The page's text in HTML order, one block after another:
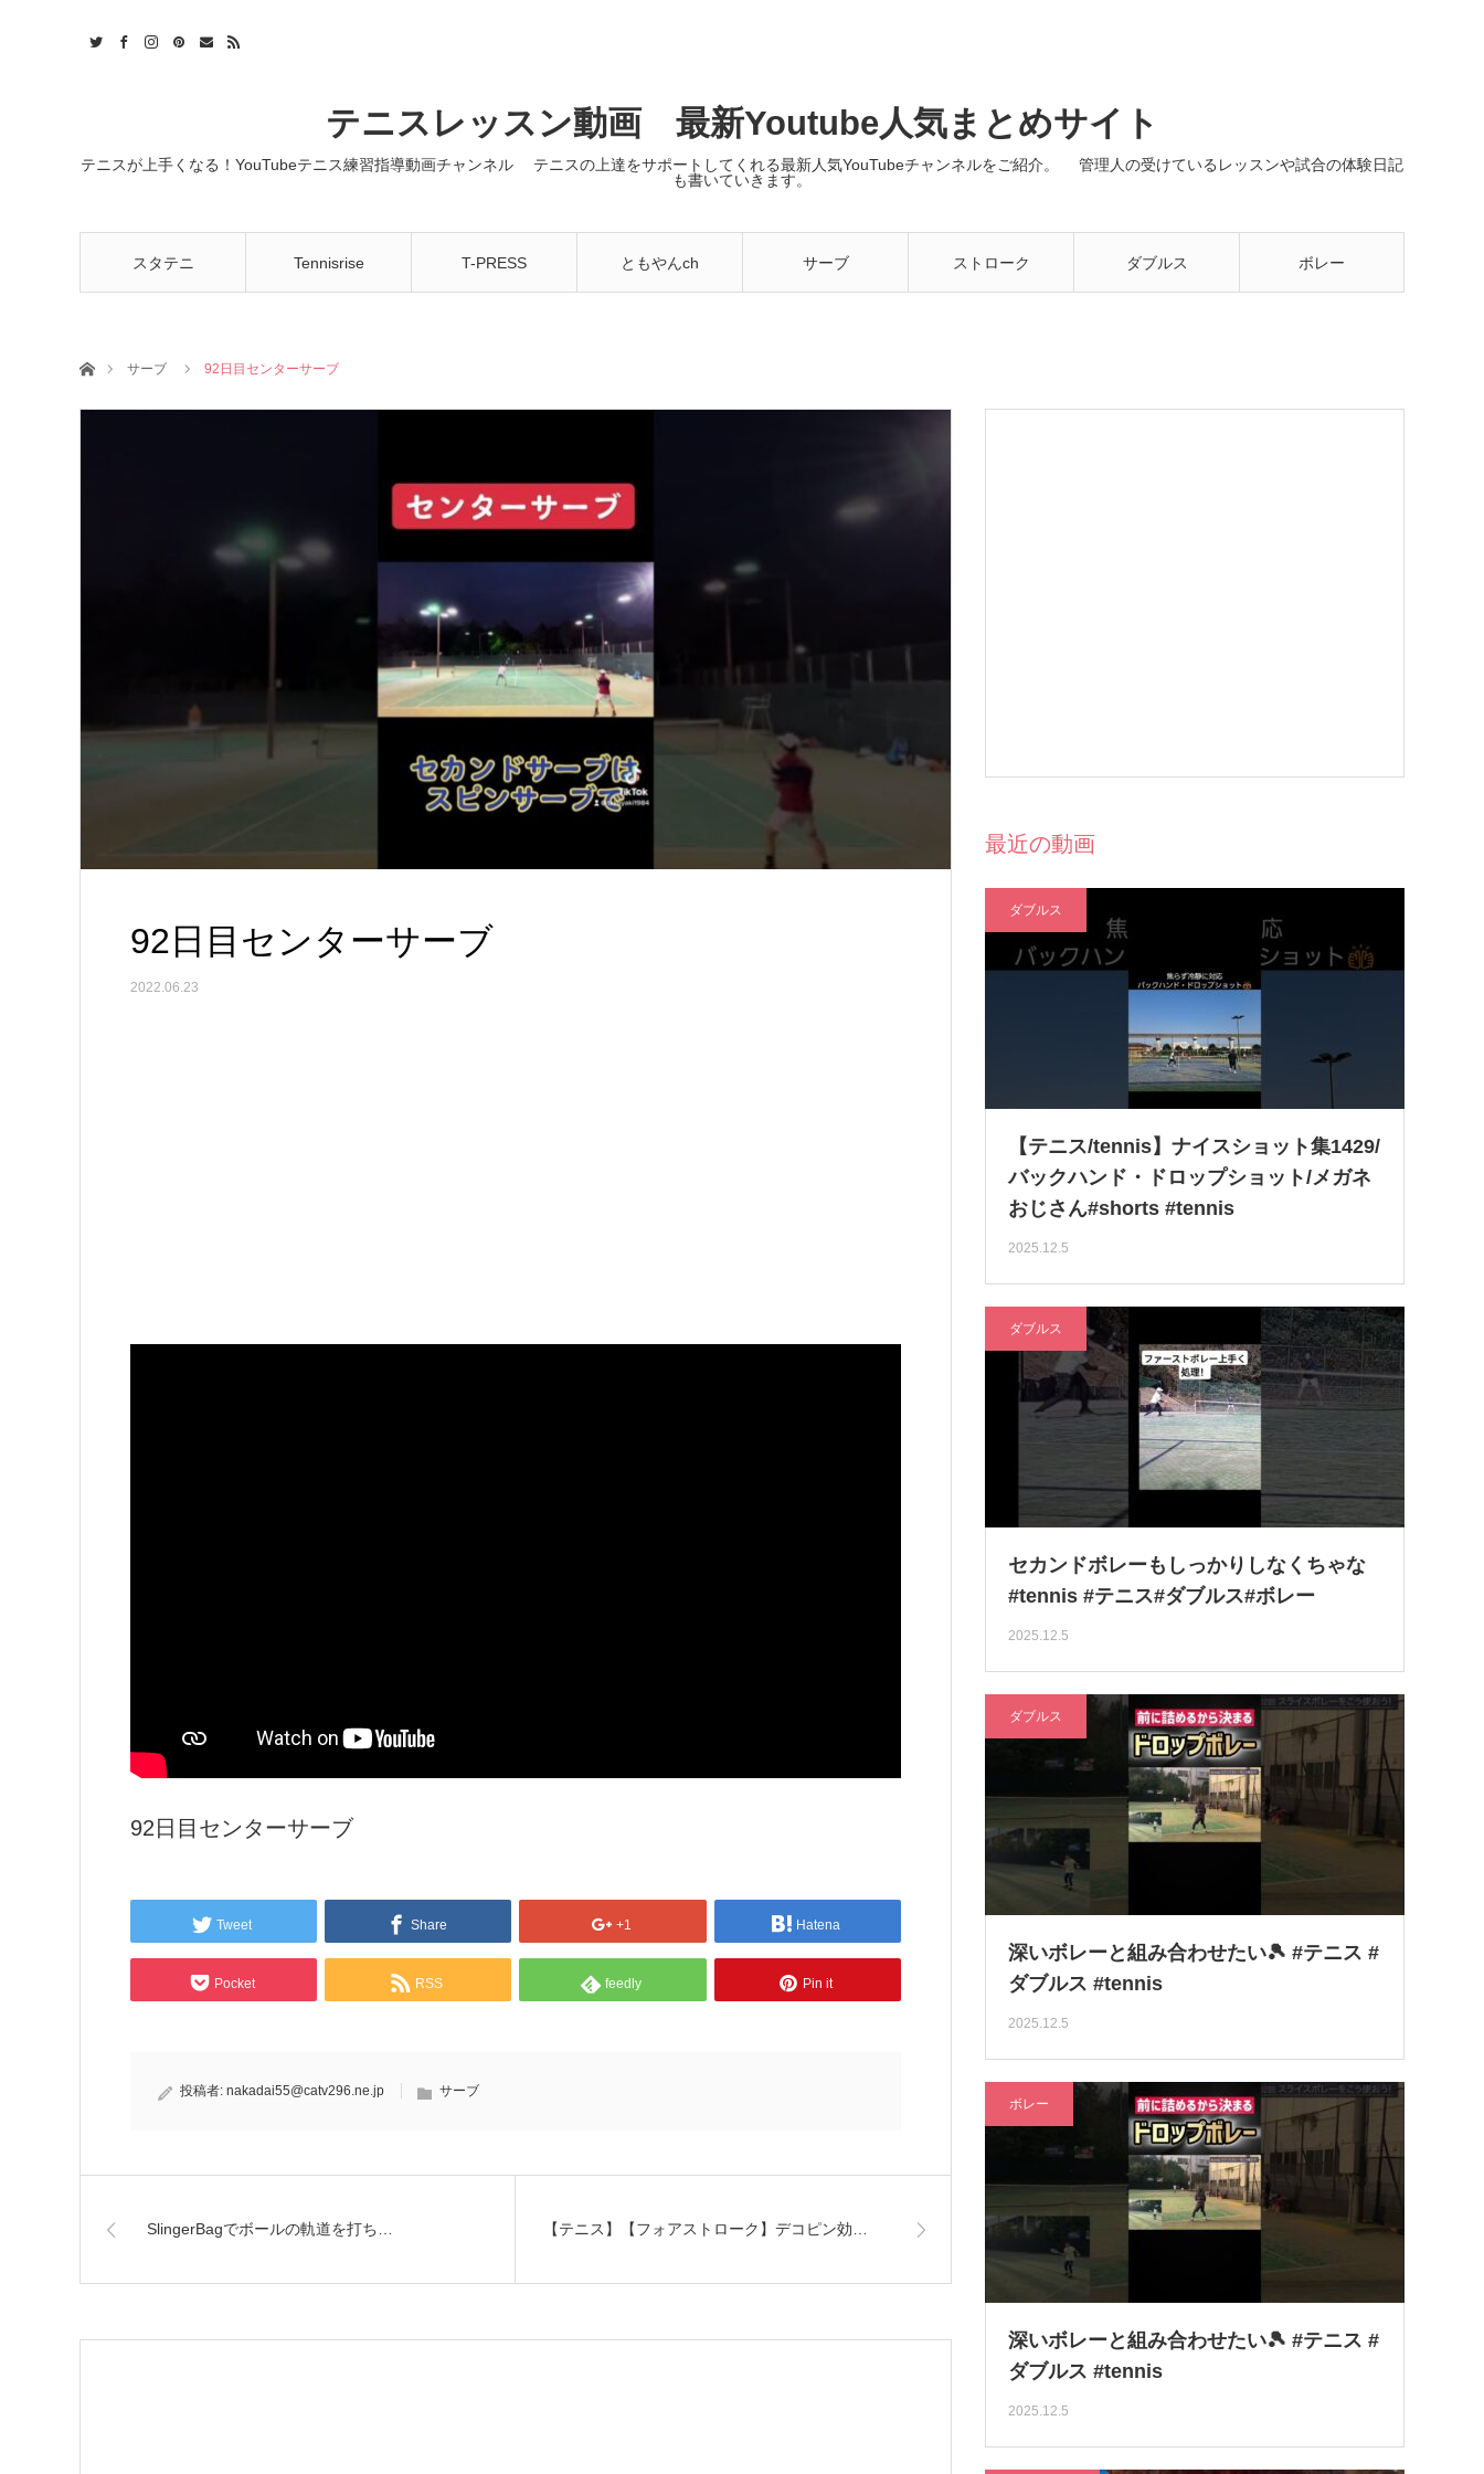
テニスレッスン動画 最新Youtube人気まとめサイト
テニスが上手くなる！YouTubeテニス練習指導動画チャンネル テニスの上達をサポートしてくれる最新人気YouTubeチャンネルをご紹介。 管理人の受けているレッスンや試合の体験日記
も書いていきます。
スタテニ Tennisrise T-PRESS ともやんch サーブ ストローク ダブルス ボレー
ホームサーブ 92日目センターサーブ
92日目センターサーブ
2022.06.23
92日目センターサーブ
Tweet Share +1 Hatena
Pocket RSS feedly Pin it
投稿者: nakadai55@catv296.ne.jp サーブ
SlingerBagでボールの軌道を打ち… 【テニス】【フォアストローク】デコピン効…
最近の動画
ダブルス
【テニス/tennis】ナイスショット集1429/
バックハンド・ドロップショット/メガネ
おじさん#shorts #tennis
2025.12.5
ダブルス
セカンドボレーもしっかりしなくちゃな
#tennis #テニス#ダブルス#ボレー
2025.12.5
ダブルス
深いボレーと組み合わせたい🎾 #テニス #
ダブルス #tennis
2025.12.5
ボレー
深いボレーと組み合わせたい🎾 #テニス #
ダブルス #tennis
2025.12.5